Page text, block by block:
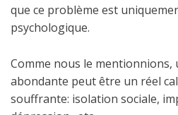
que ce problème est
psychologique.
Comme nous le
abondante peut être un réel
souffrante: isolation sociale,